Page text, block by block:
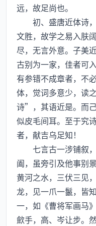
远，故足尚也。
初、盛唐近体诗，
文胜，故学之易入肤
尽，无言外意。子美
古别为一家，佳者可
有参错不成章者，不
体，觉词多意少，读
诗”，其语近是。而
似皮毛间耳。至于究
者，献吉乌足知！
七言古一涉铺叙，
阖，虽旁引及他事别
黄河之水，三伏三见
龙，见一爪一鬣，皆
一，如《曹将军画马
歛手，高、岑让步。